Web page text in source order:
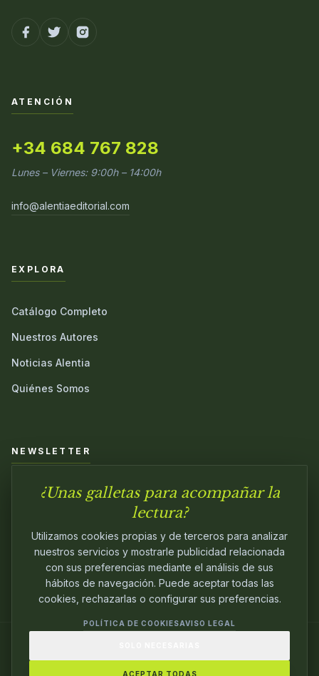
ATENCIÓN
+34 684 767 828
Lunes – Viernes: 9:00h – 14:00h
info@alentiaeditorial.com
EXPLORA
Catálogo Completo
Nuestros Autores
Noticias Alentia
Quiénes Somos
NEWSLETTER
Únete a nuestra comunidad y sé el primero en conocer las
PASIÓN.
¿Unas galletas para acompañar la
lectura?
Utilizamos cookies propias y de terceros para analizar
nuestros servicios y mostrarle publicidad relacionada
con sus preferencias mediante el análisis de sus
hábitos de navegación. Puede aceptar todas las
cookies, rechazarlas o configurar sus preferencias.
POLÍTICA DE COOKIESAVISO LEGAL
ACEPTAR TODAS